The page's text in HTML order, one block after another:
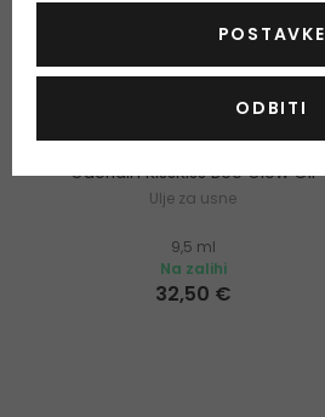
Guerlain KissKiss Bee Glow Oil
Ulje za usne
9,5 ml
Na zalihi
32,50 €
POSTAVKE
ODBITI